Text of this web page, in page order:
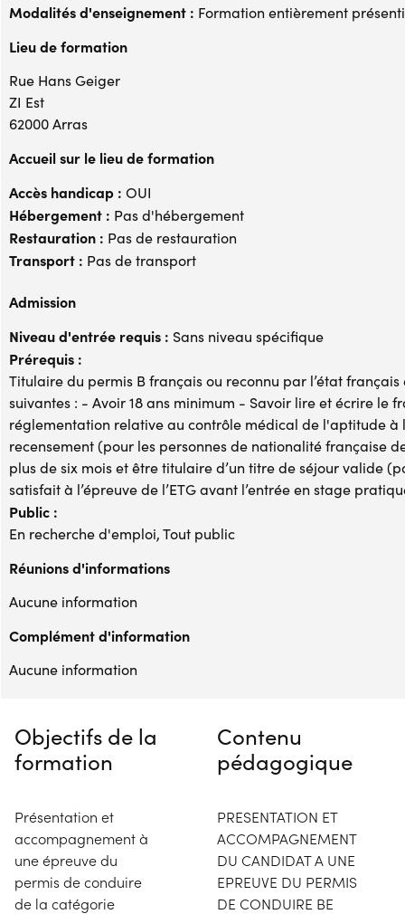
Modalités d'enseignement : Formation entièrement
Lieu de formation
Rue Hans Geiger
ZI Est
62000 Arras
Accueil sur le lieu de formation
Accès handicap : OUI
Hébergement : Pas d'hébergement
Restauration : Pas de restauration
Transport : Pas de transport
Admission
Niveau d'entrée requis : Sans niveau spécifique
Prérequis :
Titulaire du permis B français ou reconnu par l’état
suivantes : - Avoir 18 ans minimum - Savoir lire et écrire
réglementation relative au contrôle médical de l'aptitude
recensement (pour les personnes de nationalité française
plus de six mois et être titulaire d’un titre de séjour valide
satisfait à l’épreuve de l’ETG avant l’entrée en stage
Public :
En recherche d'emploi, Tout public
Réunions d'informations
Aucune information
Complément d'information
Aucune information
Objectifs de la
formation
Présentation et
accompagnement à
une épreuve du
permis de conduire
de la catégorie
Contenu
pédagogique
PRESENTATION ET
ACCOMPAGNEMENT
DU CANDIDAT A UNE
EPREUVE DU PERMIS
DE CONDUIRE BE